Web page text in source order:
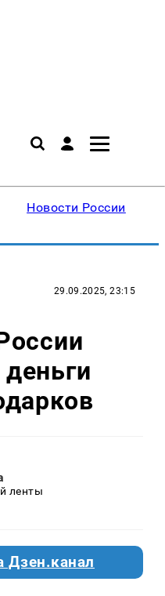
Новости России
29.09.2025, 23:15
ленты
Дзен.канал